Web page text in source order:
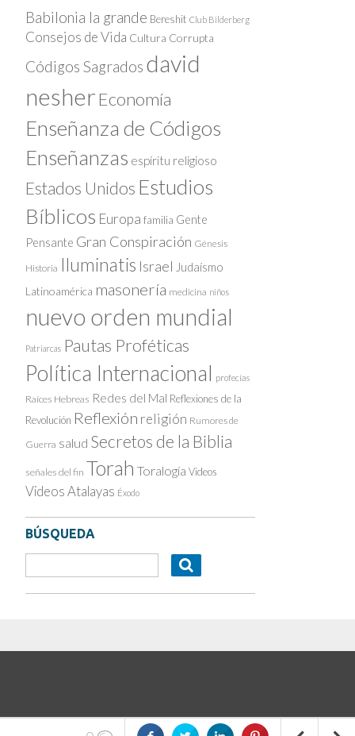
Babilonia la grande Bereshit Club Bilderberg
Consejos de Vida Cultura Corrupta
Códigos Sagrados david
nesher Economía
Enseñanza de Códigos
Enseñanzas espíritu religioso
Estados Unidos Estudios
Bíblicos Europa familia Gente
Pensante Gran Conspiración Génesis
Historia Iluminatis Israel Judaísmo
Latinoamérica masonería medicina niños
nuevo orden mundial
Patriarcas Pautas Proféticas
Política Internacional profecías
Raíces Hebreas Redes del Mal Reflexiones de la
Revolución Reflexión religión Rumores de
Guerra salud Secretos de la Biblia
señales del fin Torah Toralogía Videos
Videos Atalayas Éxodo
BÚSQUEDA